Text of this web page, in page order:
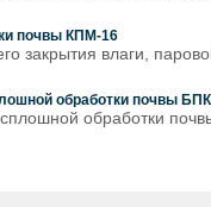
почвы КПМ-16
закрытия влаги,
обработки почвы
сплошной обработки